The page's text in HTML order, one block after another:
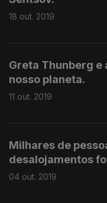
18 out. 2019
Greta Thunberg e
nosso planeta.
11 out. 2019
Milhares de
desalojamentos
04 out. 2019